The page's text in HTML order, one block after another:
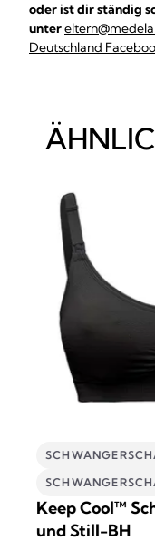
oder ist dir ständig
unter
Deutschland
Keep Cool™
und Still-BH